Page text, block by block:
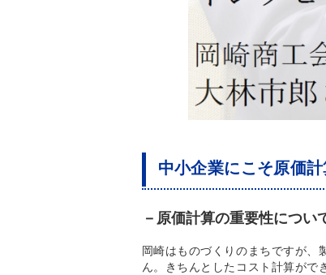
中小企業にこそ原価
－原価計算の重要性につい
岡崎はものづくりのまちですが
ん。きちんとしたコスト計算がで